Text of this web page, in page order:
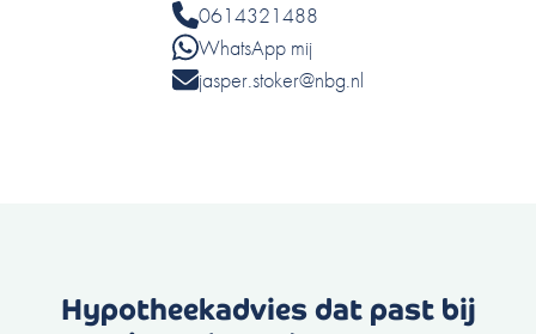
0614321488
WhatsApp mij
jasper.stoker@nbg.nl
Hypotheekadvies dat past bij